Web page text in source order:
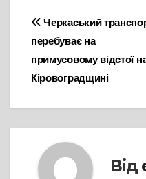
Навігація
записів
Черкаський
перебуває на
примусовому відстої
Кіровоградщині
Від